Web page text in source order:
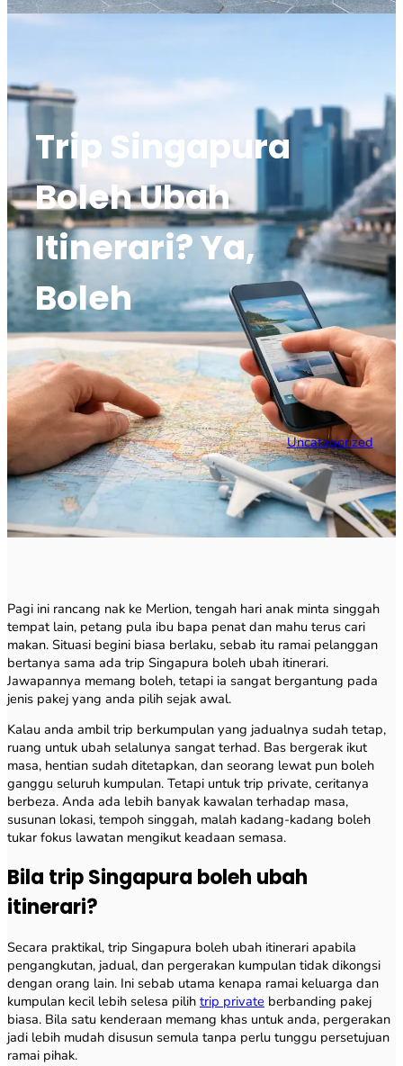
Trip Singapura
Boleh Ubah
Itinerari? Ya,
Boleh
Uncategorized
Pagi ini rancang nak ke Merlion, tengah hari anak minta singgah
tempat lain, petang pula ibu bapa penat dan mahu terus cari
makan. Situasi begini biasa berlaku, sebab itu ramai pelanggan
bertanya sama ada trip Singapura boleh ubah itinerari.
Jawapannya memang boleh, tetapi ia sangat bergantung pada
jenis pakej yang anda pilih sejak awal.
Kalau anda ambil trip berkumpulan yang jadualnya sudah tetap,
ruang untuk ubah selalunya sangat terhad. Bas bergerak ikut
masa, hentian sudah ditetapkan, dan seorang lewat pun boleh
ganggu seluruh kumpulan. Tetapi untuk trip private, ceritanya
berbeza. Anda ada lebih banyak kawalan terhadap masa,
susunan lokasi, tempoh singgah, malah kadang-kadang boleh
tukar fokus lawatan mengikut keadaan semasa.
Bila trip Singapura boleh ubah
itinerari?
Secara praktikal, trip Singapura boleh ubah itinerari apabila
pengangkutan, jadual, dan pergerakan kumpulan tidak dikongsi
dengan orang lain. Ini sebab utama kenapa ramai keluarga dan
kumpulan kecil lebih selesa pilih trip private berbanding pakej
biasa. Bila satu kenderaan memang khas untuk anda, pergerakan
jadi lebih mudah disusun semula tanpa perlu tunggu persetujuan
ramai pihak.